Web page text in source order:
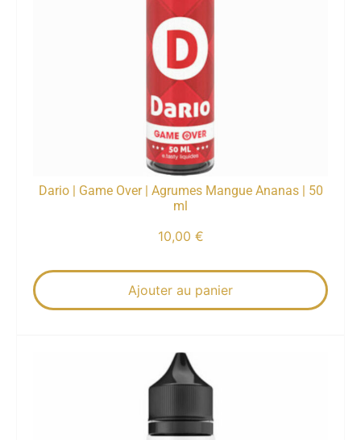
Dario | Game Over | Agrumes Mangue Ananas | 50
ml
10,00 €
Ajouter au panier